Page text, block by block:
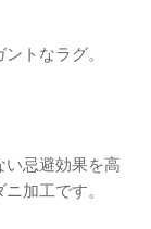
トなラグ。
い忌避効果を高
加工です。